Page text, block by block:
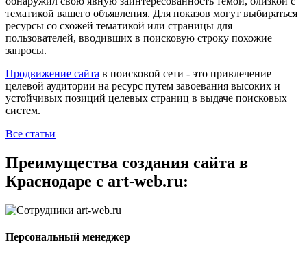
тематикой вашего объявления. Для показов могут выбираться
ресурсы со схожей тематикой или страницы для
пользователей, вводивших в поисковую строку похожие
запросы.
Продвижение сайта в поисковой сети - это привлечение
целевой аудитории на ресурс путем завоевания высоких и
устойчивых позиций целевых страниц в выдаче поисковых
систем.
Все статьи
Преимущества создания сайта в
Краснодаре с art-web.ru:
Персональный менеджер